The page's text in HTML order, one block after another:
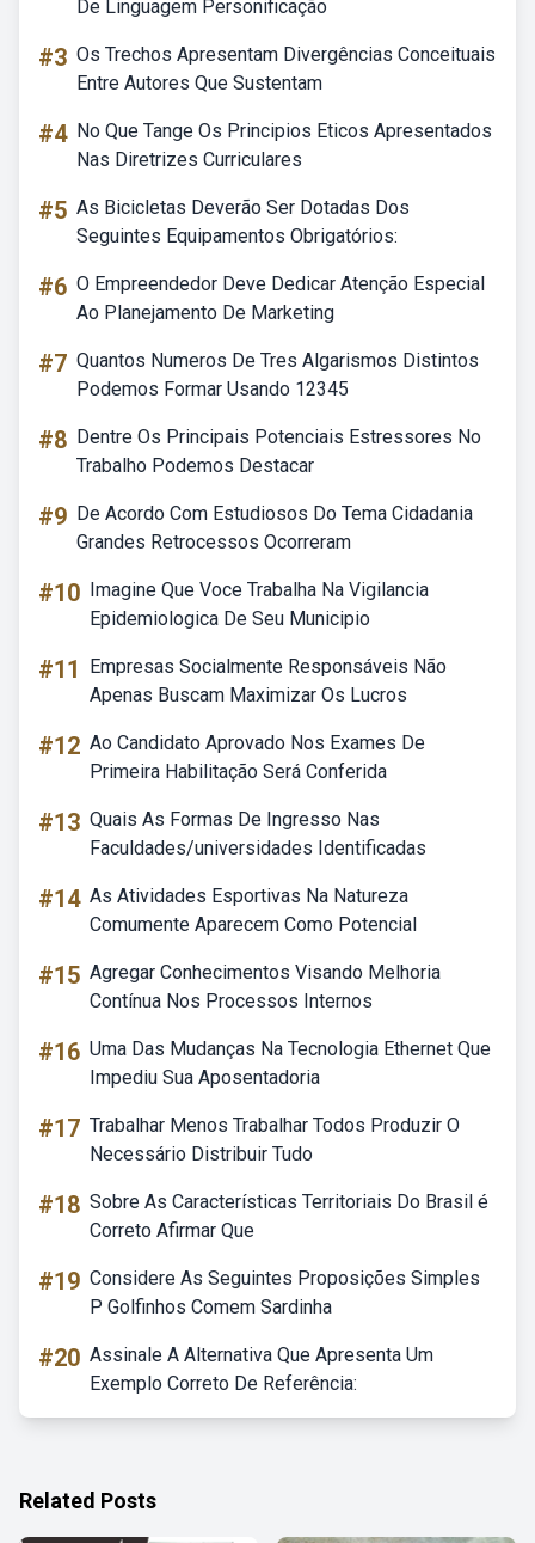
De Linguagem Personificação
#3 Os Trechos Apresentam Divergências Conceituais
Entre Autores Que Sustentam
#4 No Que Tange Os Principios Eticos Apresentados
Nas Diretrizes Curriculares
#5 As Bicicletas Deverão Ser Dotadas Dos
Seguintes Equipamentos Obrigatórios:
#6 O Empreendedor Deve Dedicar Atenção Especial
Ao Planejamento De Marketing
#7 Quantos Numeros De Tres Algarismos Distintos
Podemos Formar Usando 12345
#8 Dentre Os Principais Potenciais Estressores No
Trabalho Podemos Destacar
#9 De Acordo Com Estudiosos Do Tema Cidadania
Grandes Retrocessos Ocorreram
#10 Imagine Que Voce Trabalha Na Vigilancia
Epidemiologica De Seu Municipio
#11
Empresas Socialmente Responsáveis Não
Apenas Buscam Maximizar Os Lucros
#12 Ao Candidato Aprovado Nos Exames De
Primeira Habilitação Será Conferida
#13 Quais As Formas De Ingresso Nas
Faculdades/universidades Identificadas
#14 As Atividades Esportivas Na Natureza
Comumente Aparecem Como Potencial
#15 Agregar Conhecimentos Visando Melhoria
Contínua Nos Processos Internos
#16 Uma Das Mudanças Na Tecnologia Ethernet Que
Impediu Sua Aposentadoria
#17 Trabalhar Menos Trabalhar Todos Produzir O
Necessário Distribuir Tudo
#18 Sobre As Características Territoriais Do Brasil é
Correto Afirmar Que
#19 Considere As Seguintes Proposições Simples
P Golfinhos Comem Sardinha
#20 Assinale A Alternativa Que Apresenta Um
Exemplo Correto De Referência:
Related Posts